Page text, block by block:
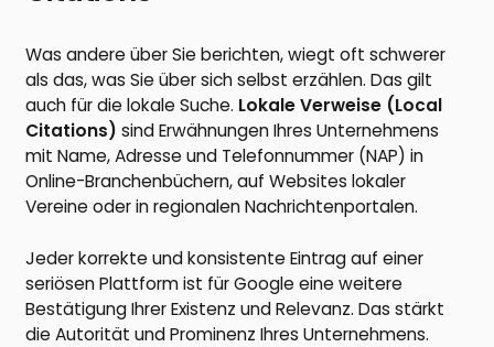
Was andere über Sie berichten, wiegt oft schwerer
als das, was Sie über sich selbst erzählen. Das gilt
auch für die lokale Suche. Lokale Verweise (Local
Citations) sind Erwähnungen Ihres Unternehmens
mit Name, Adresse und Telefonnummer (NAP) in
Online-Branchenbüchern, auf Websites lokaler
Vereine oder in regionalen Nachrichtenportalen.
Jeder korrekte und konsistente Eintrag auf einer
seriösen Plattform ist für Google eine weitere
Bestätigung Ihrer Existenz und Relevanz. Das stärkt
die Autorität und Prominenz Ihres Unternehmens.